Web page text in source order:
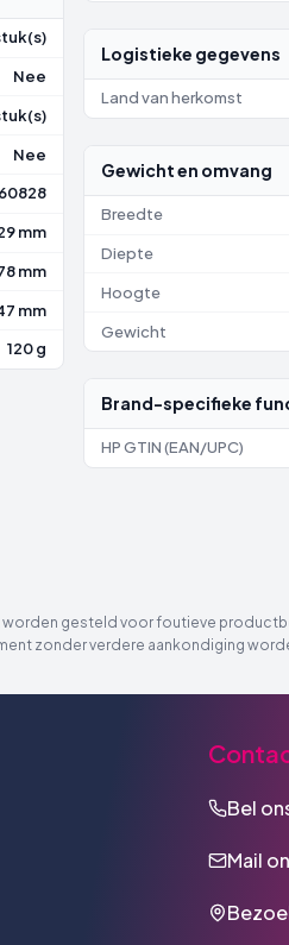
Nee
Nee
mm
mm
mm
120 g
Logistieke gegevens
Land van herkomst
Gewicht en omvang
Breedte
Diepte
Hoogte
Gewicht
Brand-specifieke
HP GTIN (EAN/UPC)
worden gesteld voor foutieve
zonder verdere aankondiging
Bel
Mail